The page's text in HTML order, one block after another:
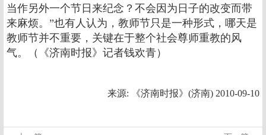
当作另外一个节日来纪念？不会因为日子的改变而带
来麻烦。”也有人认为，教师节只是一种形式，哪天是
教师节并不重要，关键在于整个社会尊师重教的风
气。
（《济南时报》记者钱欢青）
来源: 《济南时报》(济南) 2010-09-10